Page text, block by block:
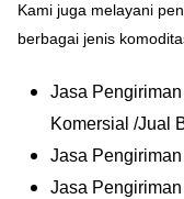
Kami juga melayani
berbagai jenis
Jasa
Komersial /Jual
Jasa
Jasa